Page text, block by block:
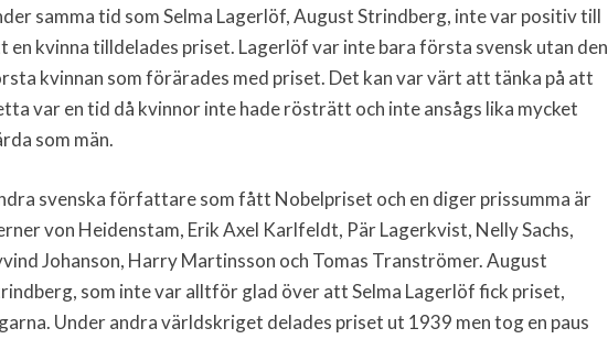
samma tid som Selma Lagerlöf, August Strindberg, inte var positiv till
en kvinna tilldelades priset. Lagerlöf var inte bara första svensk utan den
kvinnan som förärades med priset. Det kan var värt att tänka på att
var en tid då kvinnor inte hade rösträtt och inte ansågs lika mycket
som män.
svenska författare som fått Nobelpriset och en diger prissumma är
von Heidenstam, Erik Axel Karlfeldt, Pär Lagerkvist, Nelly Sachs,
Johanson, Harry Martinsson och Tomas Tranströmer. August
som inte var alltför glad över att Selma Lagerlöf fick priset,
Under andra världskriget delades priset ut 1939 men tog en paus